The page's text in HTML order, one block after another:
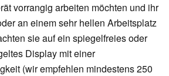
vorrangig arbeiten möchten und ihr
an einem sehr hellen Arbeitsplatz
sie auf ein spiegelfreies oder
Display mit einer
(wir empfehlen mindestens 250